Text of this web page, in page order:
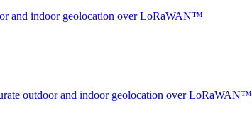
and indoor geolocation over LoRaWAN™
outdoor and indoor geolocation over LoRaWAN™